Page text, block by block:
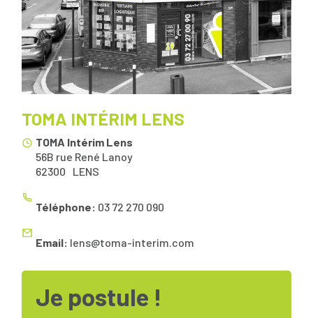
TOMA INTÉRIM LENS
TOMA Intérim Lens
56B rue René Lanoy
LENS
62300
Téléphone: 03 72 270 090
Email: lens@toma-interim.com
Je postule !